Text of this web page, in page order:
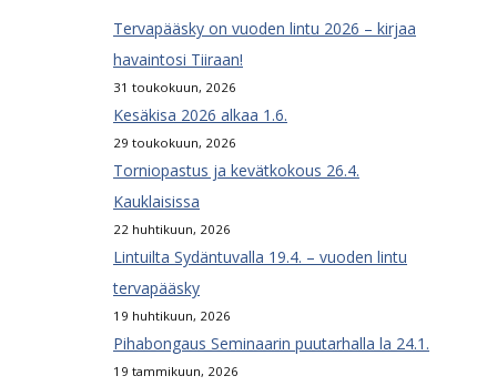
Tervapääsky on vuoden lintu 2026 – kirjaa
havaintosi Tiiraan!
31 toukokuun, 2026
Kesäkisa 2026 alkaa 1.6.
29 toukokuun, 2026
Torniopastus ja kevätkokous 26.4.
Kauklaisissa
22 huhtikuun, 2026
Lintuilta Sydäntuvalla 19.4. – vuoden lintu
tervapääsky
19 huhtikuun, 2026
Pihabongaus Seminaarin puutarhalla la 24.1.
19 tammikuun, 2026